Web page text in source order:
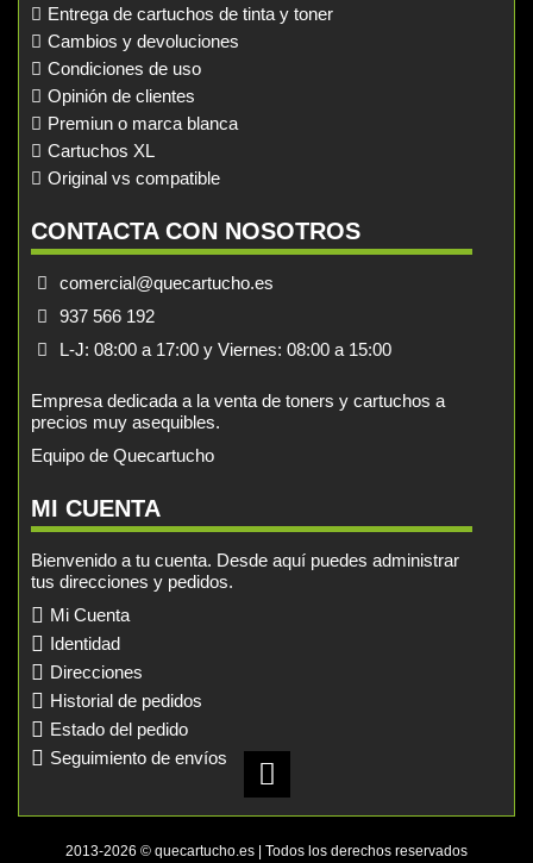
Entrega de cartuchos de tinta y toner
Cambios y devoluciones
Condiciones de uso
Opinión de clientes
Premiun o marca blanca
Cartuchos XL
Original vs compatible
CONTACTA CON NOSOTROS
comercial@quecartucho.es
937 566 192
L-J: 08:00 a 17:00 y Viernes: 08:00 a 15:00
Empresa dedicada a la venta de toners y cartuchos a
precios muy asequibles.
Equipo de Quecartucho
MI CUENTA
Bienvenido a tu cuenta. Desde aquí puedes administrar
tus direcciones y pedidos.
Mi Cuenta
Identidad
Direcciones
Historial de pedidos
Estado del pedido
Seguimiento de envíos
2013-2026 © quecartucho.es | Todos los derechos reservados